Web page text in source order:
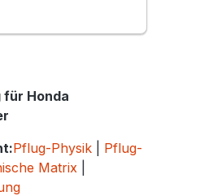
Anschlusshöhe
Spindelkopfstück
empfohlen
Honda
Pflug-Physik
Pflug-
Matrix